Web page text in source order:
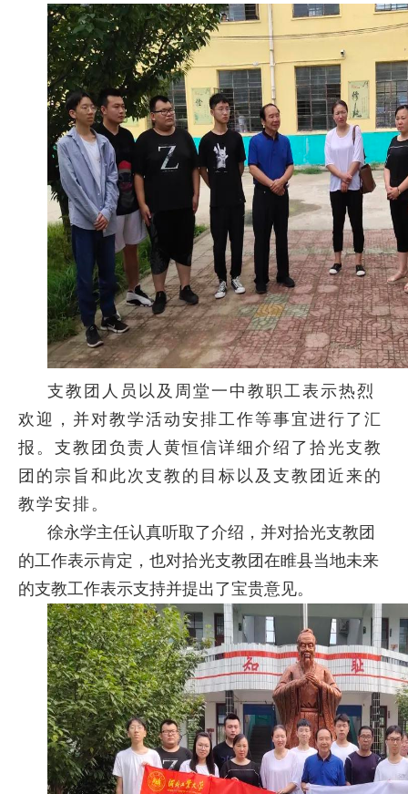
支教团人员以及周堂一中教职工表示热烈
欢迎，并对教学活动安排工作等事宜进行了汇
报。支教团负责人黄恒信详细介绍了拾光支教
团的宗旨和此次支教的目标以及支教团近来的
教学安排。
徐永学主任认真听取了介绍，并对拾光支教团
的工作表示肯定，也对拾光支教团在睢县当地未来
的支教工作表示支持并提出了宝贵意见。